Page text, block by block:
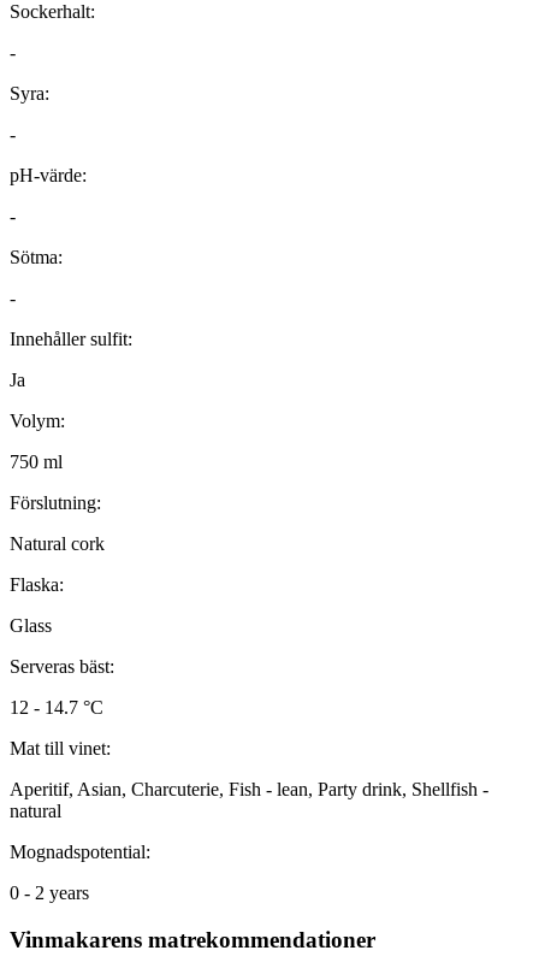
Sockerhalt:
-
Syra:
-
pH-värde:
-
Sötma:
-
Innehåller sulfit:
Ja
Volym:
750 ml
Förslutning:
Natural cork
Flaska:
Glass
Serveras bäst:
12 - 14.7 °C
Mat till vinet:
Aperitif, Asian, Charcuterie, Fish - lean, Party drink, Shellfish -
natural
Mognadspotential:
0 - 2 years
Vinmakarens matrekommendationer